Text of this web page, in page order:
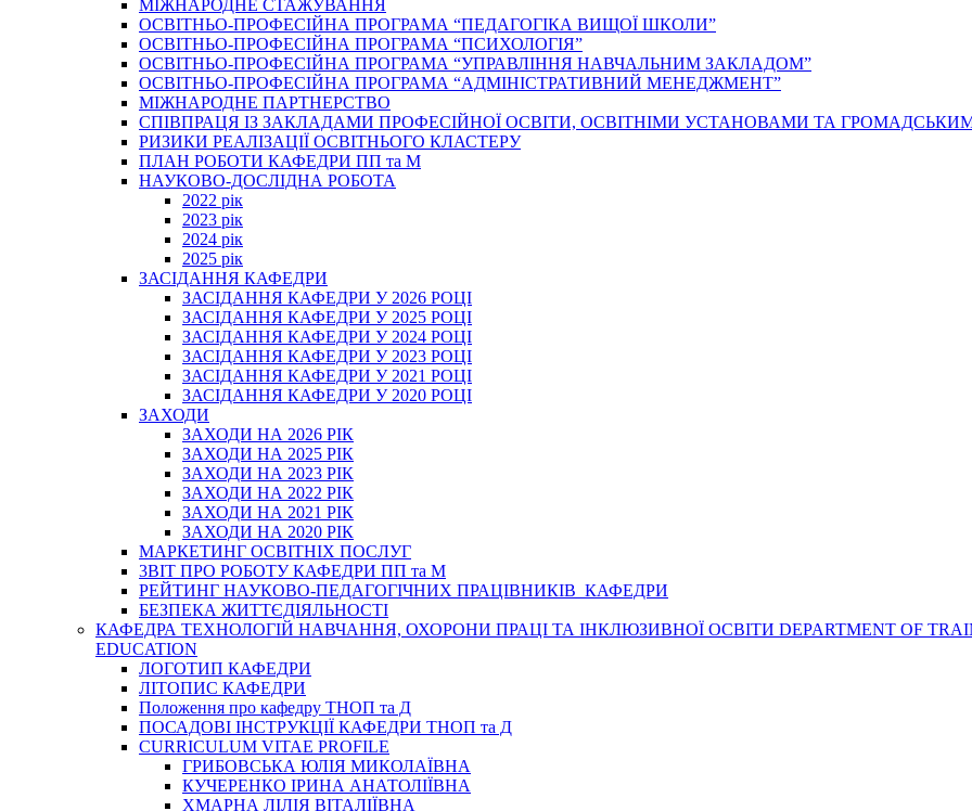
МІЖНАРОДНЕ СТАЖУВАННЯ
ОСВІТНЬО-ПРОФЕСІЙНА ПРОГРАМА “ПЕДАГОГІКА ВИЩОЇ ШКОЛИ”
ОСВІТНЬО-ПРОФЕСІЙНА ПРОГРАМА “ПСИХОЛОГІЯ”
ОСВІТНЬО-ПРОФЕСІЙНА ПРОГРАМА “УПРАВЛІННЯ НАВЧАЛЬНИМ ЗАКЛАДОМ”
ОСВІТНЬО-ПРОФЕСІЙНА ПРОГРАМА “АДМІНІСТРАТИВНИЙ МЕНЕДЖМЕНТ”
МІЖНАРОДНЕ ПАРТНЕРСТВО
СПІВПРАЦЯ ІЗ ЗАКЛАДАМИ ПРОФЕСІЙНОЇ ОСВІТИ, ОСВІТНІМИ УСТАНОВАМИ ТА
РИЗИКИ РЕАЛІЗАЦІЇ ОСВІТНЬОГО КЛАСТЕРУ
ПЛАН РОБОТИ КАФЕДРИ ПП та М
НАУКОВО-ДОСЛІДНА РОБОТА
2022 рік
2023 рік
2024 рік
2025 рік
ЗАСІДАННЯ КАФЕДРИ
ЗАСІДАННЯ КАФЕДРИ У 2026 РОЦІ
ЗАСІДАННЯ КАФЕДРИ У 2025 РОЦІ
ЗАСІДАННЯ КАФЕДРИ У 2024 РОЦІ
ЗАСІДАННЯ КАФЕДРИ У 2023 РОЦІ
ЗАСІДАННЯ КАФЕДРИ У 2021 РОЦІ
ЗАСІДАННЯ КАФЕДРИ У 2020 РОЦІ
ЗАХОДИ
ЗАХОДИ НА 2026 РІК
ЗАХОДИ НА 2025 РІК
ЗАХОДИ НА 2023 РІК
ЗАХОДИ НА 2022 РІК
ЗАХОДИ НА 2021 РІК
ЗАХОДИ НА 2020 РІК
МАРКЕТИНГ ОСВІТНІХ ПОСЛУГ
3BIT ПРО РОБОТУ КАФЕДРИ ПП та М
РЕЙТИНГ НАУКОВО-ПЕДАГОГІЧНИХ ПРАЦІВНИКІВ КАФЕДРИ
БЕЗПЕКА ЖИТТЄДІЯЛЬНОСТІ
КАФЕДРА ТЕХНОЛОГІЙ НАВЧАННЯ, ОХОРОНИ ПРАЦІ ТА ІНКЛЮЗИВНОЇ ОСВІТИ DEPARTMENT OF
EDUCATION
ЛОГОТИП КАФЕДРИ
ЛІТОПИС КАФЕДРИ
Положення про кафедру ТНОП та Д
ПОСАДОВІ ІНСТРУКЦІЇ КАФЕДРИ ТНОП та Д
CURRICULUM VITAE PROFILE
ГРИБОВСЬКА ЮЛІЯ МИКОЛАЇВНА
КУЧЕРЕНКО ІРИНА АНАТОЛІЇВНА
ХМАРНА ЛІЛІЯ ВІТАЛІЇВНА